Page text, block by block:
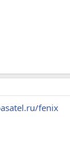
fenix